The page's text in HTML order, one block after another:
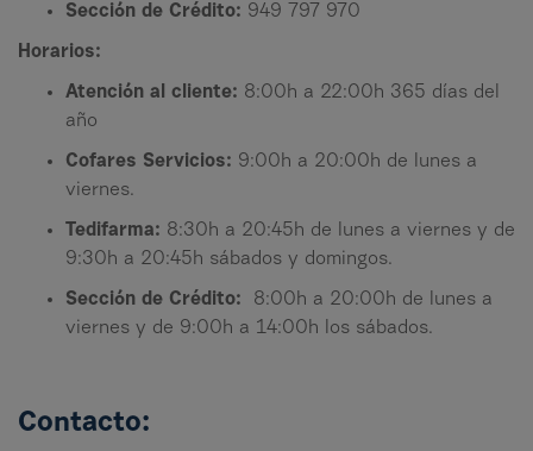
Sección de Crédito: 949 797 970
Horarios:
Atención al cliente: 8:00h a 22:00h 365 días del
año
Cofares Servicios: 9:00h a 20:00h de lunes a
viernes.
Tedifarma: 8:30h a 20:45h de lunes a viernes y de
9:30h a 20:45h sábados y domingos.
Sección de Crédito: 8:00h a 20:00h de lunes a
viernes y de 9:00h a 14:00h los sábados.
Contacto: